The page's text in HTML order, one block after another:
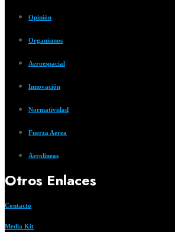
Opinión
Organismos
Aeroespacial
Innovación
Normatividad
Fuerza Aerea
Aerolíneas
Otros Enlaces
Contacto
Media Kit